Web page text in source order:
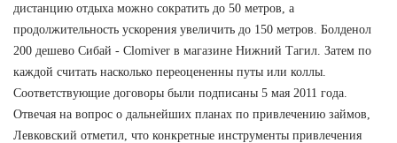
дистанцию отдыха можно сократить до 50 метров, а
продолжительность ускорения увеличить до 150 метров. Болденол
200 дешево Сибай - Clomiver в магазине Нижний Тагил. Затем по
каждой считать насколько переоцененны путы или коллы.
Соответствующие договоры были подписаны 5 мая 2011 года.
Отвечая на вопрос о дальнейших планах по привлечению займов,
Левковский отметил, что конкретные инструменты привлечения